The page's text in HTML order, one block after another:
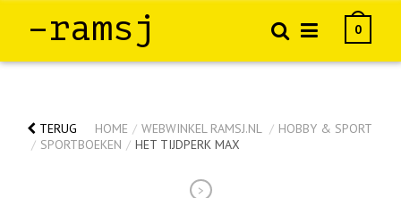
–ramsj 0
TERUG HOME / WEBWINKEL RAMSJ.NL / HOBBY & SPORT
/ SPORTBOEKEN / HET TIJDPERK MAX
>